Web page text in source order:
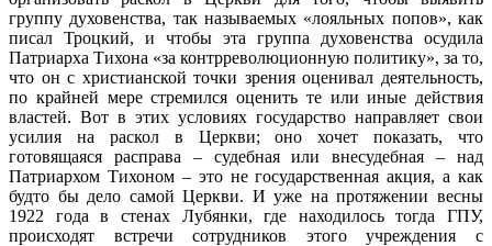
группу духовенства, так называемых «лояльных попов», как
писал Троцкий, и чтобы эта группа духовенства осудила
Патриарха Тихона «за контрреволюционную политику», за то,
что он с христианской точки зрения оценивал деятельность,
по крайней мере стремился оценить те или иные действия
властей. Вот в этих условиях государство направляет свои
усилия на раскол в Церкви; оно хочет показать, что
готовящаяся расправа – судебная или внесудебная – над
Патриархом Тихоном – это не государственная акция, а как
будто бы дело самой Церкви. И уже на протяжении весны
1922 года в стенах Лубянки, где находилось тогда ГПУ,
происходят встречи сотрудников этого учреждения с